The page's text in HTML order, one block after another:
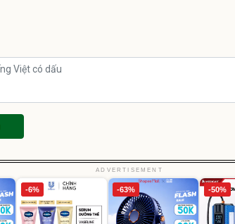
ADVERTISEMENT
-6% -63% -50%